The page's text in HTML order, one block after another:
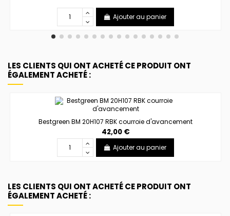
Ajouter au panier
LES CLIENTS QUI ONT ACHETÉ CE PRODUIT ONT
ÉGALEMENT ACHETÉ :
Bestgreen BM 20H107 RBK courroie d'avancement
42,00 €
Ajouter au panier
LES CLIENTS QUI ONT ACHETÉ CE PRODUIT ONT
ÉGALEMENT ACHETÉ :